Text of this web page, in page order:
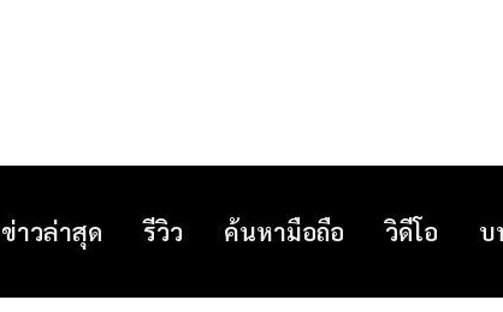
ข่าวล่าสุด รีวิว ค้นหามือถือ วิดีโอ บ